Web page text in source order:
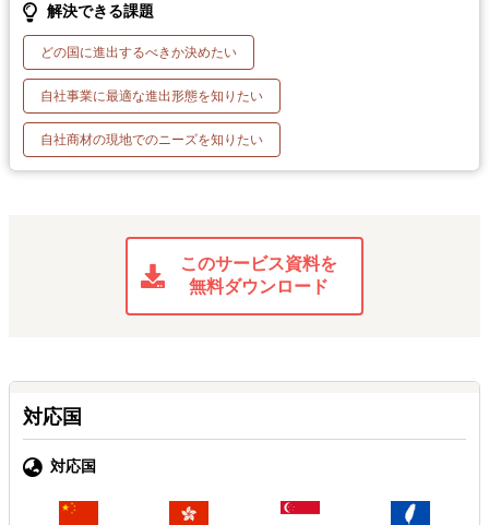
解決できる課題
どの国に進出するべきか決めたい
自社事業に最適な進出形態を知りたい
自社商材の現地でのニーズを知りたい
このサービス資料を
無料ダウンロード
対応国
対応国